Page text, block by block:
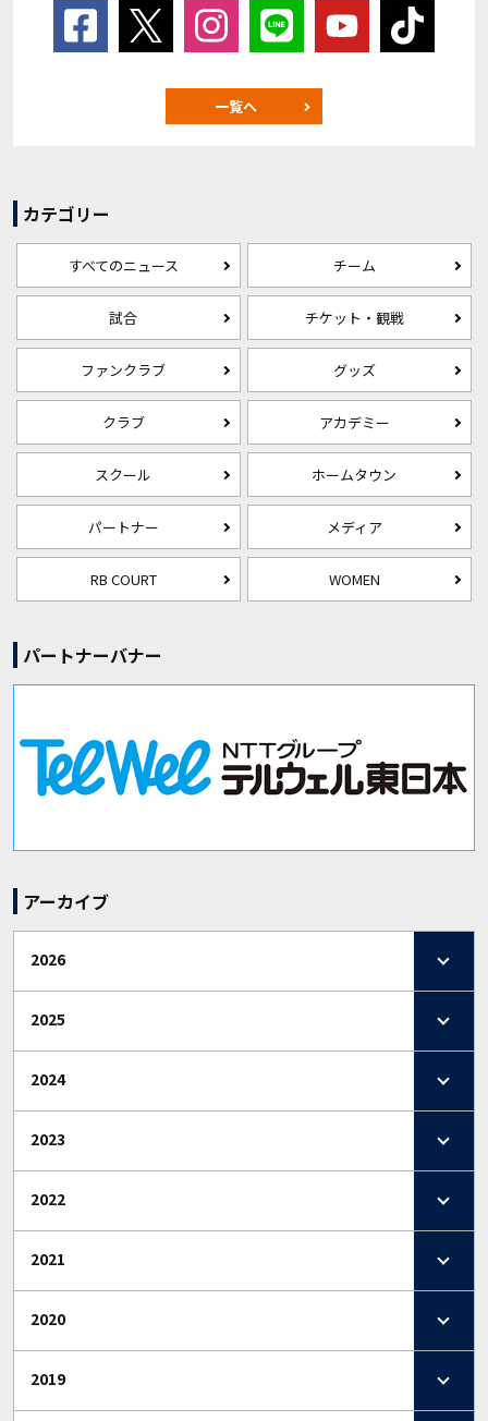
一覧へ
カテゴリー
すべてのニュース チーム
試合 チケット・観戦
ファンクラブ グッズ
クラブ アカデミー
スクール ホームタウン
パートナー メディア
RB COURT WOMEN
パートナーバナー
アーカイブ
2026
2025
2024
2023
2022
2021
2020
2019